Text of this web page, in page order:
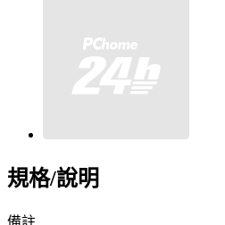
規格/說明
備註